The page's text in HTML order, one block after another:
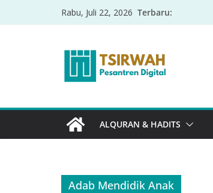
Rabu, Juli 22, 2026 Terbaru:
ALQURAN & HADITS
Adab Mendidik Anak